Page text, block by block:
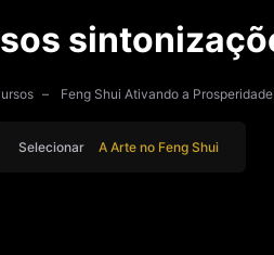
Feng Shui Ativando a Prosperidade
Selecionar A Arte no Feng Shui